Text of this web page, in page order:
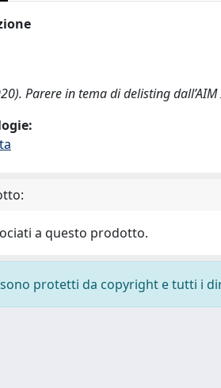
Parere in tema di delisting dall’AIM
a questo prodotto.
protetti da copyright e tutti i